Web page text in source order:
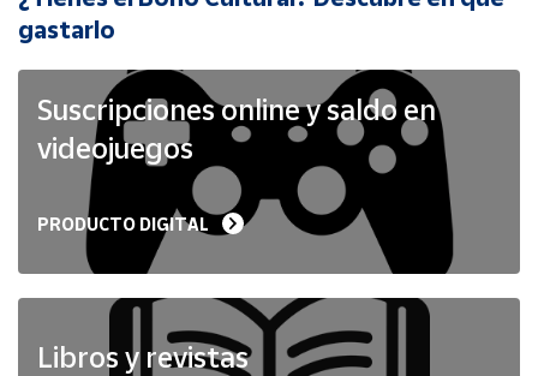
Ubicación
Península
Baleares
Melilla
gastarlo
Suscripciones online y saldo en
videojuegos
PRODUCTO DIGITAL
Libros y revistas